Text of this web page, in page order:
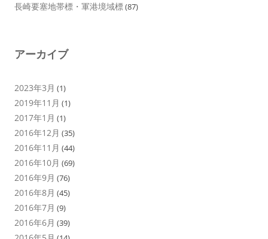
長崎要塞地帯標・軍港境域標(87)
アーカイブ
2023年3月 (1)
2019年11月 (1)
2017年1月 (1)
2016年12月 (35)
2016年11月 (44)
2016年10月 (69)
2016年9月 (76)
2016年8月 (45)
2016年7月 (9)
2016年6月 (39)